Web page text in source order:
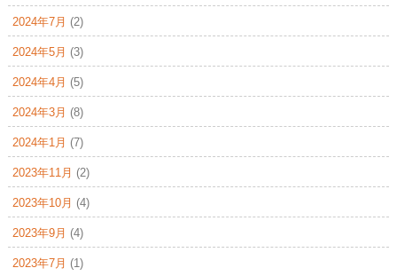
2024年7月 (2)
2024年5月 (3)
2024年4月 (5)
2024年3月 (8)
2024年1月 (7)
2023年11月 (2)
2023年10月 (4)
2023年9月 (4)
2023年7月 (1)